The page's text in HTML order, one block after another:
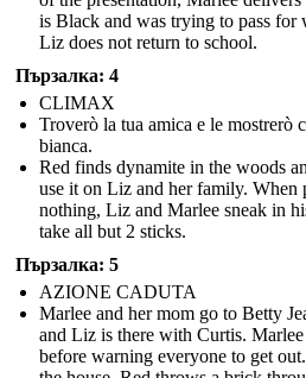
is Black and was trying to pass
Liz does not return to school.
Пързалка: 4
CLIMAX
Troverò la tua amica e le mostrerò
bianca.
Red finds dynamite in the woods
use it on Liz and her family. When
nothing, Liz and Marlee sneak in
take all but 2 sticks.
Пързалка: 5
AZIONE CADUTA
Marlee and her mom go to Betty
and Liz is there with Curtis.
before warning everyone to get